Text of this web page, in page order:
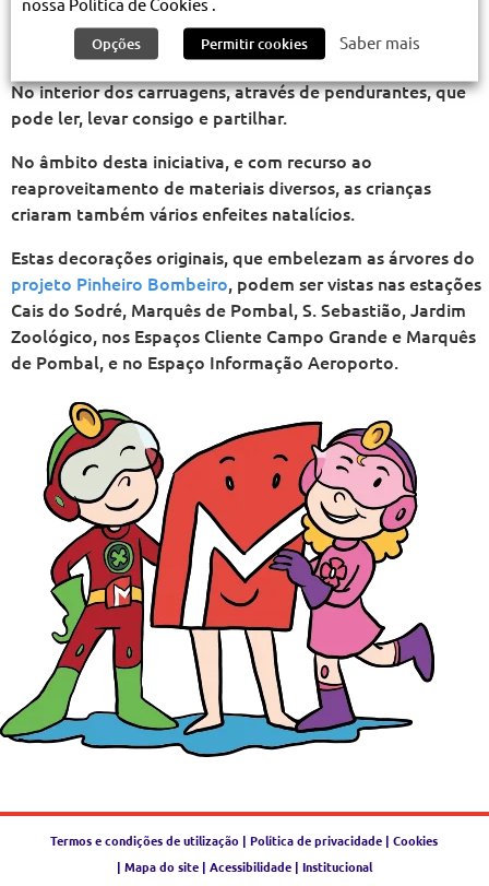
Nesta página, acedendo a cada uma das histórias.
No interior dos carruagens, através de pendurantes, que
pode ler, levar consigo e partilhar.
No âmbito desta iniciativa, e com recurso ao
reaproveitamento de materiais diversos, as crianças
criaram também vários enfeites natalícios.
Estas decorações originais, que embelezam as árvores do
projeto Pinheiro Bombeiro, podem ser vistas nas estações
Cais do Sodré, Marquês de Pombal, S. Sebastião, Jardim
Zoológico, nos Espaços Cliente Campo Grande e Marquês
de Pombal, e no Espaço Informação Aeroporto.
Termos e condições de utilização |Política de privacidade |Cookies
| Mapa do site| Acessibilidade| Institucional
Opções Permitir cookies Saber mais